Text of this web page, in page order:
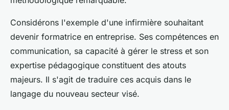
Considérons l'exemple d'une infirmière souhaitant
devenir formatrice en entreprise. Ses compétences en
communication, sa capacité à gérer le stress et son
expertise pédagogique constituent des atouts
majeurs. Il s'agit de traduire ces acquis dans le
langage du nouveau secteur visé.